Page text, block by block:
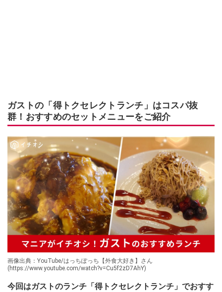
ガストの「得トクセレクトランチ」はコスパ抜
群！おすすめのセットメニューをご紹介
画像出典：YouTube/はっちぽっち【外食大好き】さん
(https://www.youtube.com/watch?v=Cu5f2zD7AhY)
今回はガストのランチ「得トクセレクトランチ」でおすす